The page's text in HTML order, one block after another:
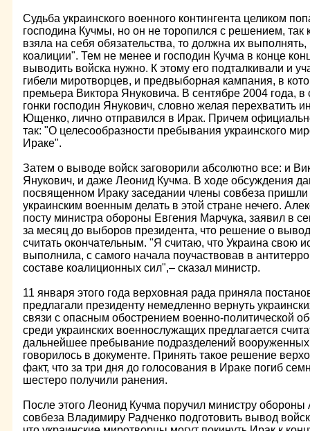
Судьба украинского военного контингента целиком
господина Кучмы, но он не торопился с решением, так
взяла на себя обязательства, то должна их выполнять,
коалиции". Тем не менее и господин Кучма в конце
выводить войска нужно. К этому его подталкивали и
гибели миротворцев, и предвыборная кампания, в
премьера Виктора Януковича. В сентябре 2004 года,
гонки господин Янукович, словно желая перехватить
Ющенко, лично отправился в Ирак. Причем
так: "О целесообразности пребывания украинского
Ираке".
Затем о выводе войск заговорили абсолютно все: и
Янукович, и даже Леонид Кучма. В ходе обсуждения
посвященном Ираку заседании члены совбеза пришли
украинским военным делать в этой стране нечего.
посту министра обороны Евгения Марчука, заявил в
за месяц до выборов президента, что решение о
считать окончательным. "Я считаю, что Украина свою
выполнила, с самого начала поучаствовав в
составе коалиционных сил",– сказал министр.
11 января этого года верховная рада приняла
предлагали президенту немедленно вернуть
связи с опасным обострением военно-политической
среди украинских военнослужащих предлагается
дальнейшее пребывание подразделений
говорилось в документе. Принять такое решение
факт, что за три дня до голосования в Ираке погиб
шестеро получили ранения.
После этого Леонид Кучма поручил министру обороны
совбеза Владимиру Радченко подготовить вывод